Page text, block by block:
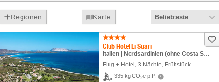
Regionen Karte Beliebteste
Club Hotel Li Suari
Italien | Nordsardinien (ohne Costa Smeralda) | Budoni / San Teodoro
Flug + Hotel , 3 Nächte, Frühstück
335 kg CO2e p.P.